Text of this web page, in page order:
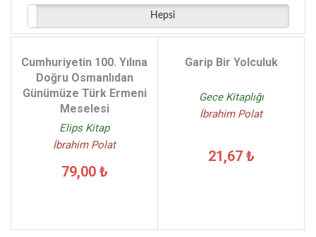
Hepsi
Cumhuriyetin 100. Yılına
Doğru Osmanlıdan
Günümüze Türk Ermeni
Meselesi
Elips Kitap
İbrahim Polat
79,00 ₺
Garip Bir Yolculuk
Gece Kitaplığı
İbrahim Polat
21,67 ₺